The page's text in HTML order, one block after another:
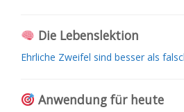
Die Lebenslektion
Ehrliche Zweifel sind besser als
Anwendung für heute